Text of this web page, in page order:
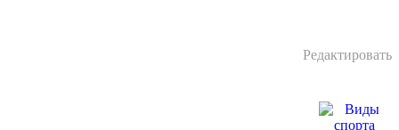
Редактировать